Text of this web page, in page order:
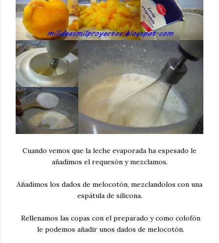
Cuando vemos que la leche evaporada ha espesado le
añadimos el requesón y mezclamos.
Añadimos los dados de melocotón, mezclandolos con una
espátula de silicona.
Rellenamos las copas con el preparado y como colofón
le podemos añadir unos dados de melocotón.